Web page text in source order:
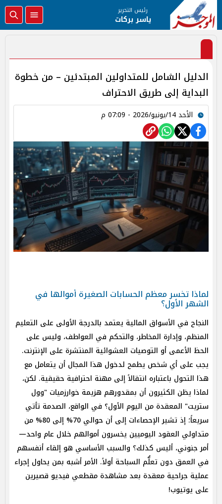
رئيس التحرير
ياسر بركات
الدليل الشامل للمتداولين المبتدئين – من خطوة
البداية إلى طريق الاحتراف
الأحد 14/يونيو/2026 - 07:09 م
لماذا تخسر معظم الحسابات الصغيرة أموالها في
الشهر الأول؟
النجاح في الأسواق المالية يعتمد بالدرجة الأولى على التعليم
المنظم، وإدارة المخاطر، والتحكم في العواطف، وليس على
الحظ الأعمى أو التوصيات العشوائية المنتشرة على الإنترنت.
يجب على أي شخص يطمح لدخول هذا المجال أن يتعامل مع
هذا التحول باعتباره انتقالاً إلى مهنة احترافية حقيقية. لكن،
لماذا يظن الكثيرون أن بمقدورهم هزيمة خوارزميات "وول
ستريت" المعقدة من اليوم الأول؟ في الواقع، الصدمة تأتي
سريعاً؛ إذ تشير الإحصاءات إلى أن حوالي 70% إلى 80% من
متداولي العقود اليوميين يخسرون أموالهم خلال عام واحد—
أمر جنوني، أليس كذلك؟ والسبب الأساسي هو إلقاء أنفسهم
في العمق دون تعلُّم السباحة أولاً. الأمر أشبه بمن يحاول إجراء
عملية جراحية معقدة بعد مشاهدة مقطعي فيديو قصيرين
على يوتيوب!